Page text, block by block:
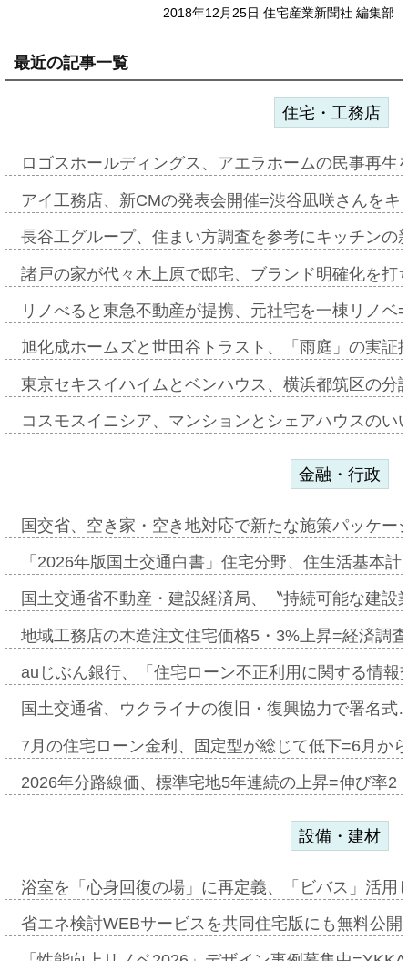
2018年12月25日 住宅産業新聞社 編集部
最近の記事一覧
住宅・工務店
ロゴスホールディングス、アエラホームの民事再
アイ工務店、新CMの発表会開催=渋谷凪咲さんを
長谷工グループ、住まい方調査を参考にキッチン
諸戸の家が代々木上原で邸宅、ブランド明確化を
リノべると東急不動産が提携、元社宅を一棟リノ
旭化成ホームズと世田谷トラスト、「雨庭」の実
東京セキスイハイムとベンハウス、横浜都筑区の
コスモスイニシア、マンションとシェアハウスの
金融・行政
国交省、空き家・空き地対応で新たな施策パッケ
「2026年版国土交通白書」住宅分野、住生活基本
国土交通省不動産・建設経済局、〝持続可能な建
地域工務店の木造注文住宅価格5・3%上昇=経済調
auじぶん銀行、「住宅ローン不正利用に関する情
国土交通省、ウクライナの復旧・復興協力で署名
7月の住宅ローン金利、固定型が総じて低下=6月か
2026年分路線価、標準宅地5年連続の上昇=伸び率
設備・建材
浴室を「心身回復の場」に再定義、「ビバス」活
省エネ検討WEBサービスを共同住宅版にも無料公